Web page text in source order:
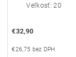
Veľkosť: 20
€32,90
€26,75 bez DPH